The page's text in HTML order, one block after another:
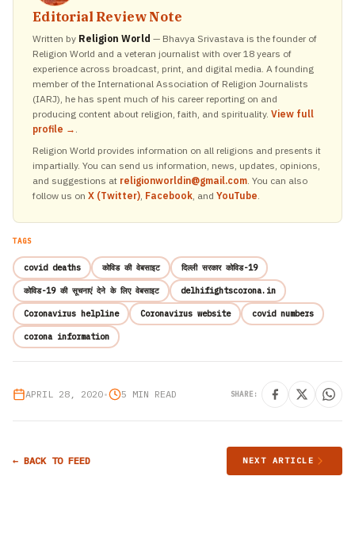
Editorial Review Note
Written by Religion World — Bhavya Srivastava is the founder of
Religion World and a veteran journalist with over 18 years of
experience across broadcast, print, and digital media. A founding
member of the International Association of Religion Journalists
(IARJ), he has spent much of his career reporting on and
producing content about religion, faith, and spirituality. View full
profile → .
Religion World provides information on all religions and presents it
impartially. You can send us information, news, updates, opinions,
and suggestions at religionworldin@gmail.com. You can also
follow us on X (Twitter), Facebook, and YouTube.
TAGS
covid deaths कोविड की वेबसाइट दिल्ली सरकार कोविड-19
कोविड-19 की सूचनाएं देने के लिए वेबसाइट delhifightscorona.in
Coronavirus helpline Coronavirus website covid numbers
corona information
APRIL 28, 2020• 5 MIN READ SHARE:
← BACK TO FEED NEXT ARTICLE